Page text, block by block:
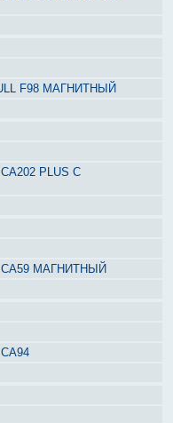
F98 МАГНИТНЫЙ
PLUS С
МАГНИТНЫЙ